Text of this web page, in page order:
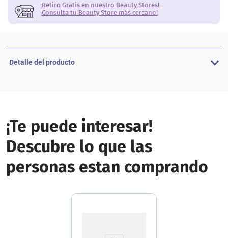
¡Retiro Gratis en nuestro Beauty Stores!
¡Consulta tu Beauty Store más cercano!
Detalle del producto
¡Te puede interesar!
Descubre lo que las
personas estan comprando